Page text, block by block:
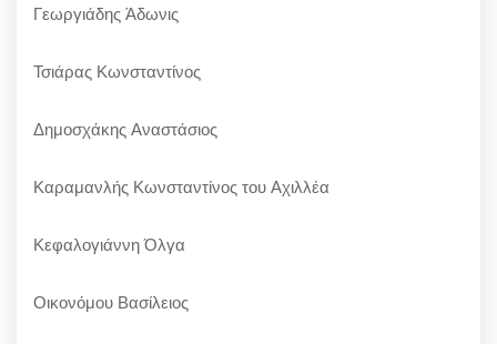
Γεωργιάδης Άδωνις
Τσιάρας Κωνσταντίνος
Δημοσχάκης Αναστάσιος
Καραμανλής Κωνσταντίνος του Αχιλλέα
Κεφαλογιάννη Όλγα
Οικονόμου Βασίλειος